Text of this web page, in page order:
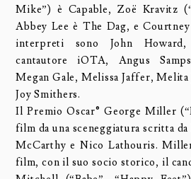
Mike”) è Capable, Zoë Kravitz
Abbey Lee è The Dag, e
interpreti sono John
cantautore iOTA, Angus
Megan Gale, Melissa Jaffer,
Joy Smithers.
Il Premio Oscar® George Miller
film da una sceneggiatura scritta
McCarthy e Nico Lathouris.
film, con il suo socio storico, il